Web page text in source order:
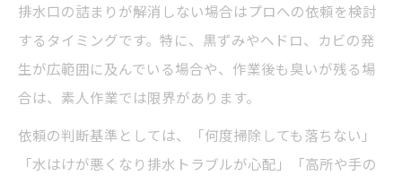
排水口の詰まりが解消しない場合はプロへの依頼を検討
するタイミングです。特に、黒ずみやヘドロ、カビの発
生が広範囲に及んでいる場合や、作業後も臭いが残る場
合は、素人作業では限界があります。
依頼の判断基準としては、「何度掃除しても落ちない」
「水はけが悪くなり排水トラブルが心配」「高所や手の